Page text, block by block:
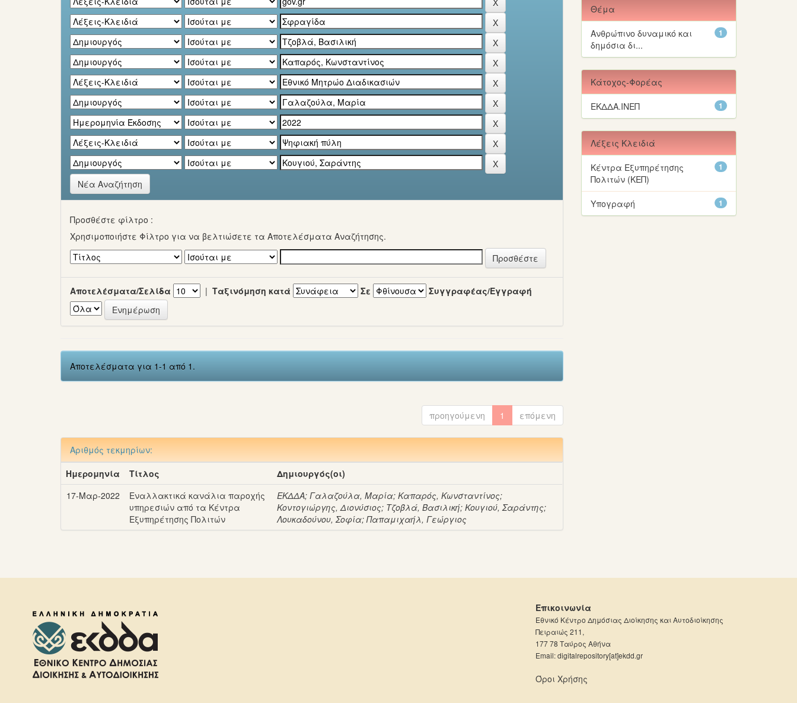
Νέα Αναζήτηση
Προσθέστε φίλτρο :
Χρησιμοποιήστε Φίλτρο για να βελτιώσετε τα Αποτελέσματα Αναζήτησης.
Αποτελέσματα/Σελίδα | Ταξινόμηση κατά Σε Συγγραφέας/Εγγραφή
Αποτελέσματα για 1-1 από 1.
προηγούμενη 1 επόμενη
Αριθμός τεκμηρίων:
Ημερομηνία
Τίτλος
Δημιουργός(οι)
17-Μαρ-2022
Εναλλακτικά κανάλια παροχής
υπηρεσιών από τα Κέντρα
Εξυπηρέτησης Πολιτών
ΕΚΔΔΑ;Γαλαζούλα, Μαρία;Καπαρός, Κωνσταντίνος;
Κοντογιώργης, Διονύσιος; Τζοβλά, Βασιλική;Κουγιού, Σαράντης;
Λουκαδούνου, Σοφία;Παπαμιχαήλ, Γεώργιος
Θέμα
1
Ανθρώπινο δυναμικό και
δημόσια δι...
Κάτοχος-Φορέας
1
ΕΚΔΔΑ.ΙΝΕΠ
Λέξεις Κλειδιά
1
Κέντρα Εξυπηρέτησης
Πολιτών (ΚΕΠ)
1
Υπογραφή
Επικοινωνία
Εθνικό Κέντρο Δημόσιας Διοίκησης και Αυτοδιοίκησης
Πειραιώς 211,
177 78 Ταύρος Αθήνα
Email: digitalrepository[at]ekdd.gr
Όροι Χρήσης